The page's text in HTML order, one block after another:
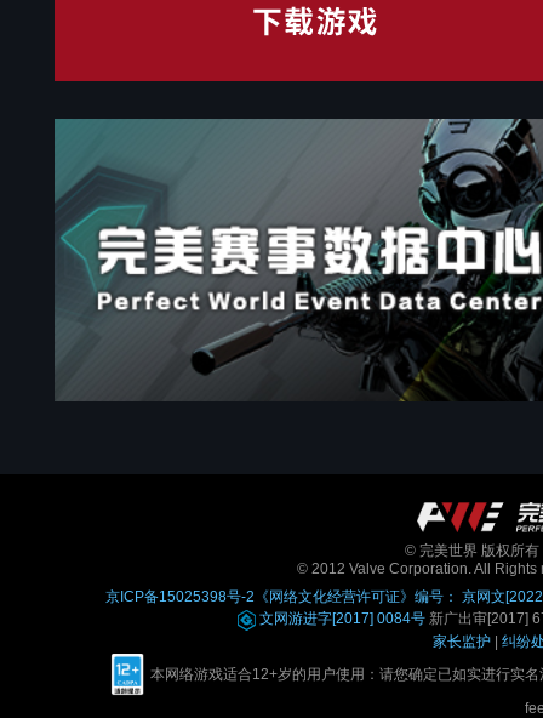
© 完美世界 版权所
© 2012 Valve Corporation. All Rights
京ICP备15025398号-2 《网络文化经营许可证》编号： 京网文
文网游进字[2017] 0084号新广出审[2017]
家长监护| 纠纷
本网络游戏适合12+岁的用户使用：请您确定已如实进行实